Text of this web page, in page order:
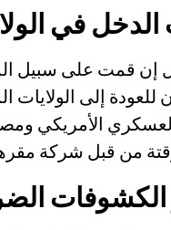
في
إن قمت على سبيل
إلى الولايات
العسكري الأمريكي
الكشوفات